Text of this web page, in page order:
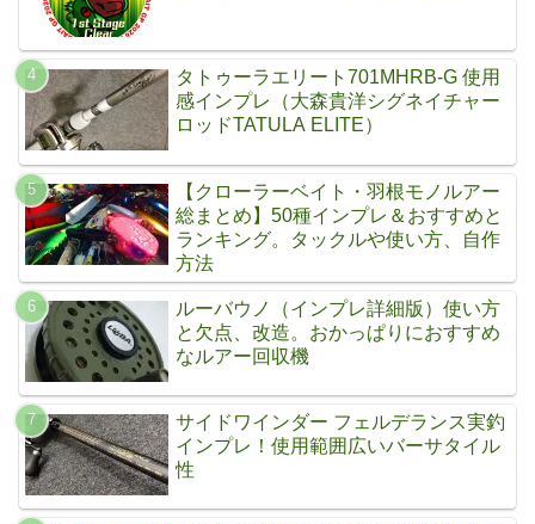
タトゥーラエリート701MHRB-G 使用
感インプレ（大森貴洋シグネイチャー
ロッドTATULA ELITE）
【クローラーベイト・羽根モノルアー
総まとめ】50種インプレ＆おすすめと
ランキング。タックルや使い方、自作
方法
ルーバウノ（インプレ詳細版）使い方
と欠点、改造。おかっぱりにおすすめ
なルアー回収機
サイドワインダー フェルデランス実釣
インプレ！使用範囲広いバーサタイル
性